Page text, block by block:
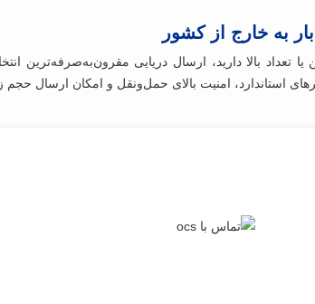
به خارج از کشور
یا تعداد بالا دارید، ارسال دریایی
استاندارد، امنیت بالای حمل‌ونقل و امکان ارسال